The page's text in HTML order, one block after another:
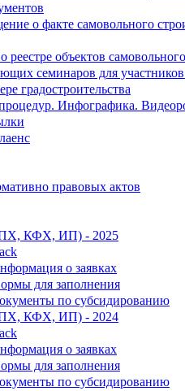
о факте самовольного
объектов
семинаров для участников
градостроительства
Инфографика.
правовых актов
КФХ, ИП) - 2025
о заявках
для заполнения
по субсидированию
КФХ, ИП) - 2024
о заявках
для заполнения
по субсидированию